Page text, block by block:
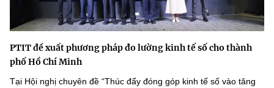
PTIT đề xuất phương pháp đo lường kinh tế số cho thành
phố Hồ Chí Minh
Tại Hội nghị chuyên đề “Thúc đẩy đóng góp kinh tế số vào tăng